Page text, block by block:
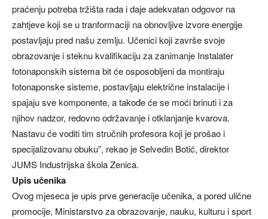
praćenju potreba tržišta rada i daje adekvatan odgovor na
zahtjeve koji se u tranformaciji na obnovljive izvore energije
postavljaju pred našu zemlju. Učenici koji završe svoje
obrazovanje i steknu kvalifikaciju za zanimanje Instalater
fotonaponskih sistema bit će osposobljeni da montiraju
fotonaponske sisteme, postavljaju električne instalacije i
spajaju sve komponente, a takođe će se moći brinuti i za
njihov nadzor, redovno održavanje i otklanjanje kvarova.
Nastavu će voditi tim stručnih profesora koji je prošao i
specijalizovanu obuku”, rekao je Selvedin Botić, direktor
JUMS Industrijska škola Zenica.
Upis učenika
Ovog mjeseca je upis prve generacije učenika, a pored ulične
promocije, Ministarstvo za obrazovanje, nauku, kulturu i sport